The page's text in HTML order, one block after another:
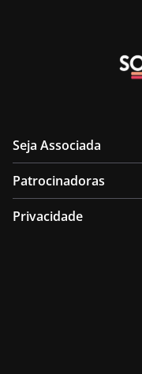
Seja Associada
Patrocinadoras
Privacidade